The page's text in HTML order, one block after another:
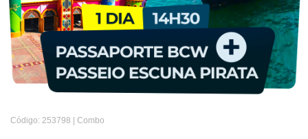
Código: 253798 | Combo